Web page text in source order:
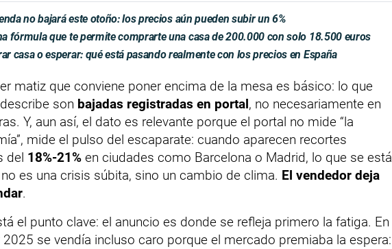
no bajará este otoño: los precios aún pueden subir un 6%
fórmula que te permite comprarte una casa de 200.000 con solo 18.500 euros
casa o esperar: qué está pasando realmente con los precios en España
matiz que conviene poner encima de la mesa es básico: lo que
son bajadas registradas en portal, no necesariamente en
Y, aun así, el dato es relevante porque el portal no mide “la
mide el pulso del escaparate: cuando aparecen recortes
del 18%-21% en ciudades como Barcelona o Madrid, lo que se está
es una crisis súbita, sino un cambio de clima. El vendedor deja
.
el punto clave: el anuncio es donde se refleja primero la fatiga. En
se vendía incluso caro porque el mercado premiaba la espera: